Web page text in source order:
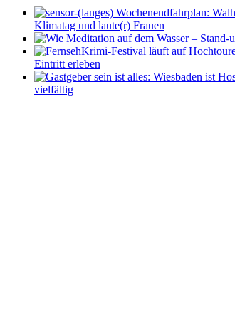
Klimatag und laute(r) Frauen
Eintritt erleben
vielfältig